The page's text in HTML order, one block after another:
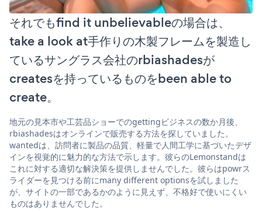
それでもfind it unbelievableの場合は、
take a look at手作りの木製フレームを製造し
ているサングラス会社のrbiashadesが
createsを持っているものをbeen able to
create。
地元の見本市や工芸品ショーでのgettingビジネスの数か月後、
rbiashadesはオンラインで販売する方法を探していました。
wantedは、訪問者に製品の品質、軽量で人間工学に基づいたデザ
インを視覚的に魅力的な方法で示します。彼らのLemonstandは
これに対する適切な解決策を提供しませんでした。彼らはpowrス
ライダーを見つける前にmany different optionsを試しました
が、サイトの一部であるかのように見えず、不格好で使いにくい
ものはありませんでした。